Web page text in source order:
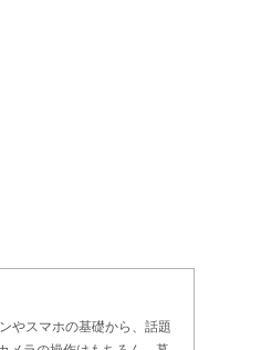
やスマホの基礎から、話題